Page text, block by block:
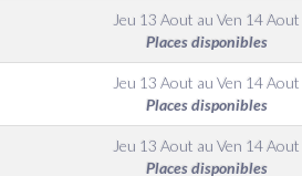
Jeu 13 Aout auVen 14 Aout
Places disponibles
Jeu 13 Aout auVen 14 Aout
Places disponibles
Jeu 13 Aout auVen 14 Aout
Places disponibles